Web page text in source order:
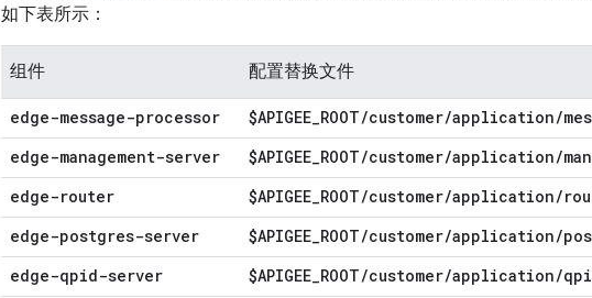
如下表所示：
组件 配置替换文件
edge-message-processor $APIGEE_ROOT/customer/application/
edge-management-server
$APIGEE_ROOT/customer/application/
edge-router
$APIGEE_ROOT/customer/application/
edge-postgres-server
$APIGEE_ROOT/customer/application/
edge-qpid-server
$APIGEE_ROOT/customer/application/